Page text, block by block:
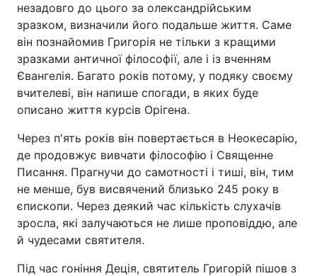
незадовго до цього за олександрійським
зразком, визначили його подальше життя. Саме
він познайомив Григорія не тільки з кращими
зразками античної філософії, але і із вченням
Євангелія. Багато років потому, у подяку своєму
вчителеві, він напише спогади, в яких буде
описано життя курсів Орігена.
Через п'ять років він повертається в Неокесарію,
де продовжує вивчати філософію і Священне
Писання. Прагнучи до самотності і тиші, він, тим
не менше, був висвячений близько 245 року в
єпископи. Через деякий час кількість слухачів
зросла, які залучаються не лише проповіддю, але
й чудесами святителя.
Під час гоніння Деція, святитель Григорій пішов з